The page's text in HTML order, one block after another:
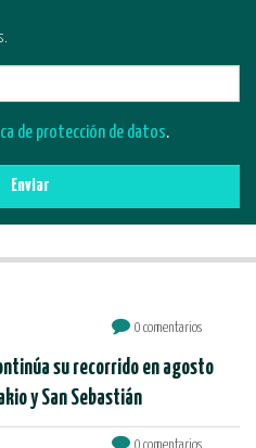
de protección de datos.
Enviar
0 comentarios
su recorrido en agosto
y San Sebastián